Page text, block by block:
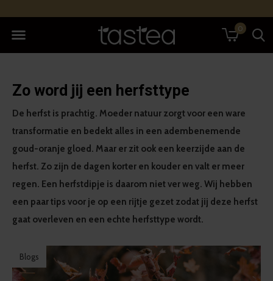
0
Zo word jij een herfsttype
De herfst is prachtig. Moeder natuur zorgt voor een ware
transformatie en bedekt alles in een adembenemende
goud-oranje gloed. Maar er zit ook een keerzijde aan de
herfst. Zo zijn de dagen korter en kouder en valt er meer
regen. Een herfstdipje is daarom niet ver weg. Wij hebben
een paar tips voor je op een rijtje gezet zodat jij deze herfst
gaat overleven en een echte herfsttype wordt.
Blogs